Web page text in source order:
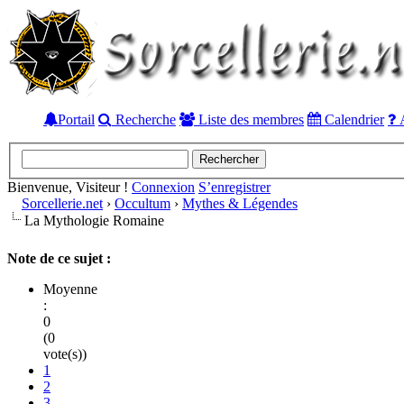
Portail Recherche Liste des membres Calendrier
Bienvenue, Visiteur ! Connexion S’enregistrer
Sorcellerie.net › Occultum › Mythes & Légendes
La Mythologie Romaine
Note de ce sujet :
Moyenne
:
0
(0
vote(s))
1
2